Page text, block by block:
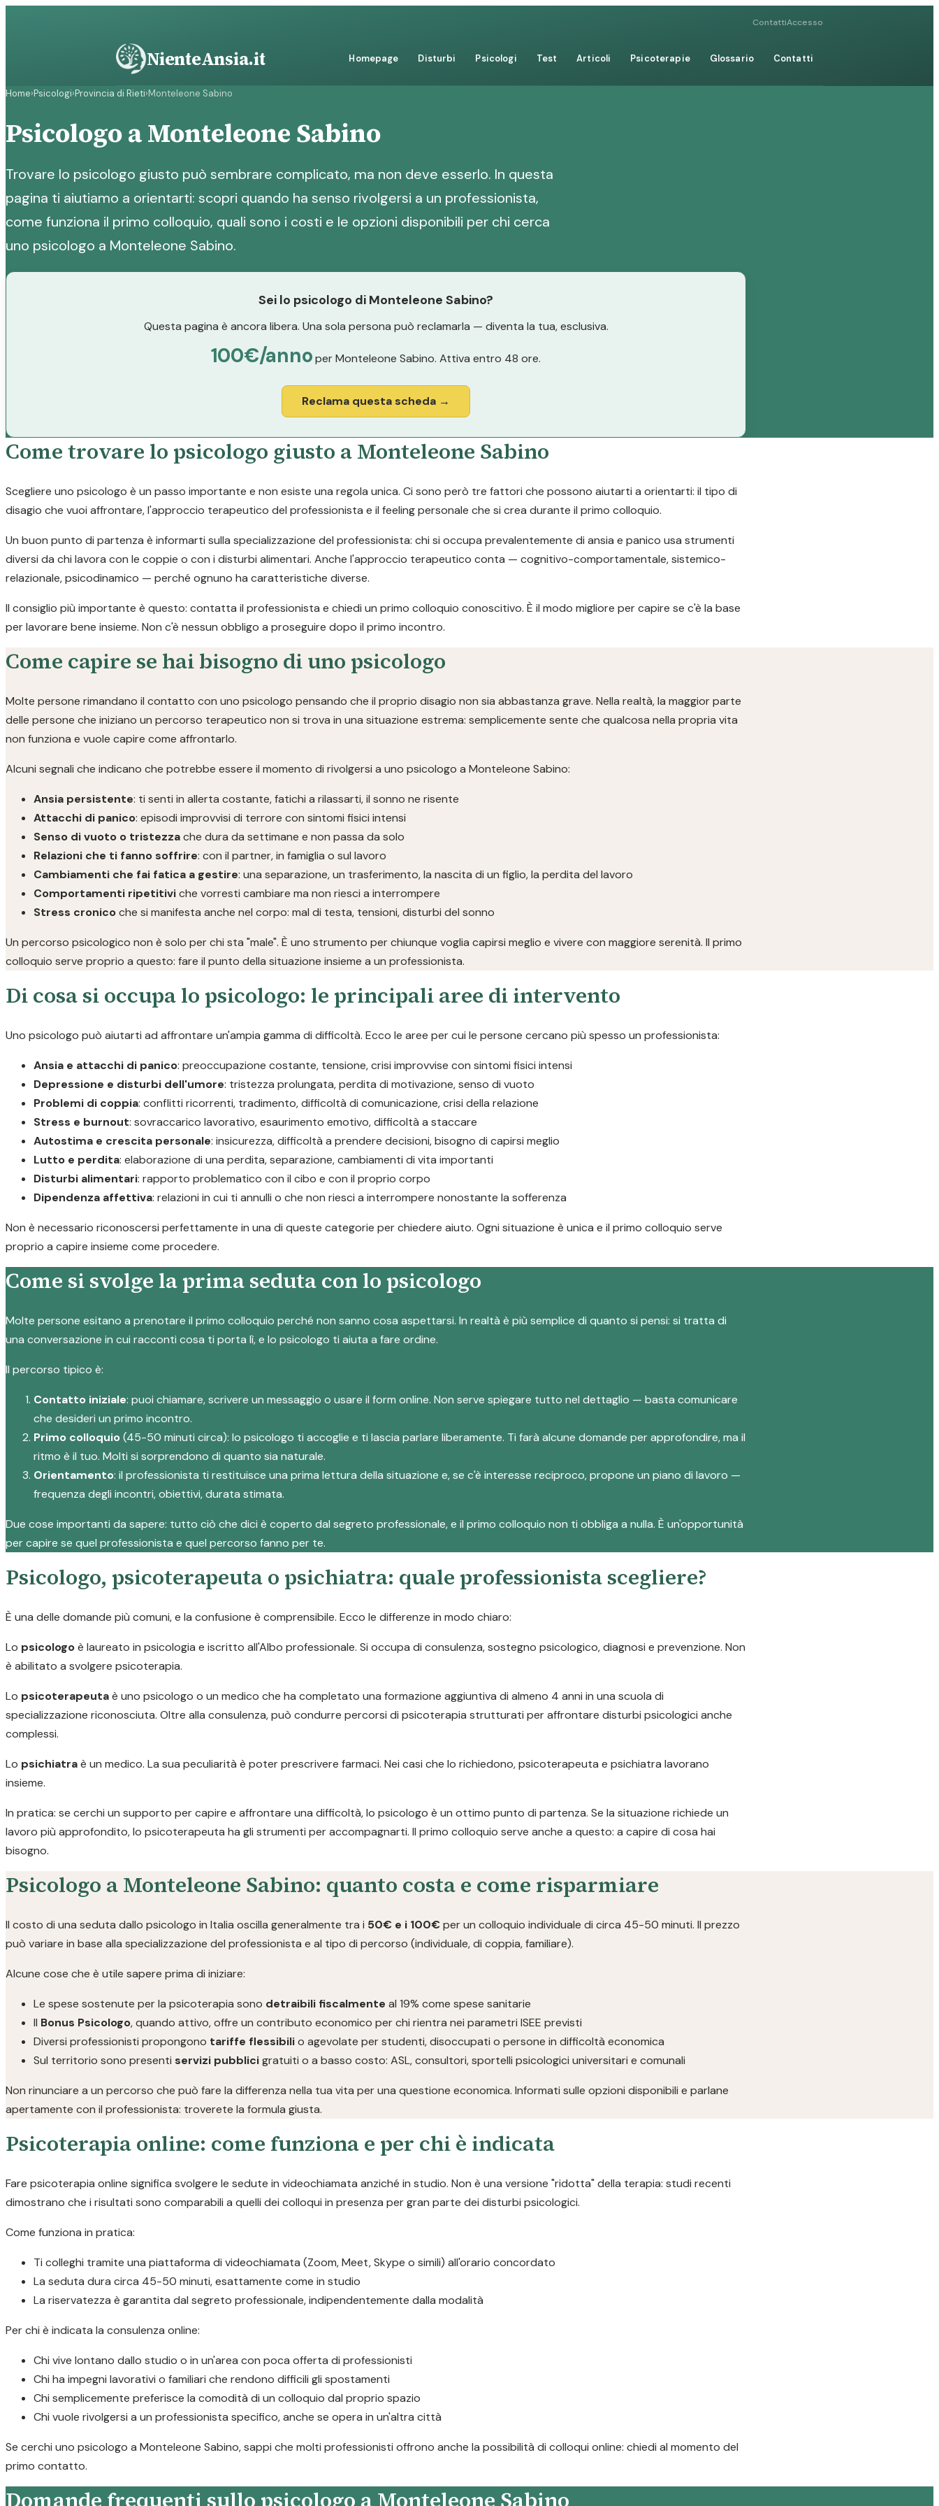
ContattiAccesso
NienteAnsia.it Homepage Disturbi Psicologi Test Articoli Psicoterapie Glossario Contatti
Home›Psicologi›Provincia di Rieti›Monteleone Sabino
Psicologo a Monteleone Sabino
Trovare lo psicologo giusto può sembrare complicato, ma non deve esserlo. In questa
pagina ti aiutiamo a orientarti: scopri quando ha senso rivolgersi a un professionista,
come funziona il primo colloquio, quali sono i costi e le opzioni disponibili per chi cerca
uno psicologo a Monteleone Sabino.
Sei lo psicologo di Monteleone Sabino?
Questa pagina è ancora libera. Una sola persona può reclamarla — diventa la tua, esclusiva.
100€/annoper Monteleone Sabino. Attiva entro 48 ore.
Reclama questa scheda →
Come trovare lo psicologo giusto a Monteleone Sabino
Scegliere uno psicologo è un passo importante e non esiste una regola unica. Ci sono però tre fattori che possono aiutarti a orientarti: il tipo di
disagio che vuoi affrontare, l'approccio terapeutico del professionista e il feeling personale che si crea durante il primo colloquio.
Un buon punto di partenza è informarti sulla specializzazione del professionista: chi si occupa prevalentemente di ansia e panico usa strumenti
diversi da chi lavora con le coppie o con i disturbi alimentari. Anche l'approccio terapeutico conta — cognitivo-comportamentale, sistemico-
relazionale, psicodinamico — perché ognuno ha caratteristiche diverse.
Il consiglio più importante è questo: contatta il professionista e chiedi un primo colloquio conoscitivo. È il modo migliore per capire se c'è la base
per lavorare bene insieme. Non c'è nessun obbligo a proseguire dopo il primo incontro.
Come capire se hai bisogno di uno psicologo
Molte persone rimandano il contatto con uno psicologo pensando che il proprio disagio non sia abbastanza grave. Nella realtà, la maggior parte
delle persone che iniziano un percorso terapeutico non si trova in una situazione estrema: semplicemente sente che qualcosa nella propria vita
non funziona e vuole capire come affrontarlo.
Alcuni segnali che indicano che potrebbe essere il momento di rivolgersi a uno psicologo a Monteleone Sabino:
Ansia persistente: ti senti in allerta costante, fatichi a rilassarti, il sonno ne risente
Attacchi di panico: episodi improvvisi di terrore con sintomi fisici intensi
Senso di vuoto o tristezzache dura da settimane e non passa da solo
Relazioni che ti fanno soffrire: con il partner, in famiglia o sul lavoro
Cambiamenti che fai fatica a gestire: una separazione, un trasferimento, la nascita di un figlio, la perdita del lavoro
Comportamenti ripetitiviche vorresti cambiare ma non riesci a interrompere
Stress cronicoche si manifesta anche nel corpo: mal di testa, tensioni, disturbi del sonno
Un percorso psicologico non è solo per chi sta "male". È uno strumento per chiunque voglia capirsi meglio e vivere con maggiore serenità. Il primo
colloquio serve proprio a questo: fare il punto della situazione insieme a un professionista.
Di cosa si occupa lo psicologo: le principali aree di intervento
Uno psicologo può aiutarti ad affrontare un'ampia gamma di difficoltà. Ecco le aree per cui le persone cercano più spesso un professionista:
Ansia e attacchi di panico: preoccupazione costante, tensione, crisi improvvise con sintomi fisici intensi
Depressione e disturbi dell'umore: tristezza prolungata, perdita di motivazione, senso di vuoto
Problemi di coppia: conflitti ricorrenti, tradimento, difficoltà di comunicazione, crisi della relazione
Stress e burnout: sovraccarico lavorativo, esaurimento emotivo, difficoltà a staccare
Autostima e crescita personale: insicurezza, difficoltà a prendere decisioni, bisogno di capirsi meglio
Lutto e perdita: elaborazione di una perdita, separazione, cambiamenti di vita importanti
Disturbi alimentari: rapporto problematico con il cibo e con il proprio corpo
Dipendenza affettiva: relazioni in cui ti annulli o che non riesci a interrompere nonostante la sofferenza
Non è necessario riconoscersi perfettamente in una di queste categorie per chiedere aiuto. Ogni situazione è unica e il primo colloquio serve
proprio a capire insieme come procedere.
Come si svolge la prima seduta con lo psicologo
Molte persone esitano a prenotare il primo colloquio perché non sanno cosa aspettarsi. In realtà è più semplice di quanto si pensi: si tratta di
una conversazione in cui racconti cosa ti porta lì, e lo psicologo ti aiuta a fare ordine.
Il percorso tipico è:
Contatto iniziale: puoi chiamare, scrivere un messaggio o usare il form online. Non serve spiegare tutto nel dettaglio — basta comunicare
che desideri un primo incontro.
Primo colloquio(45-50 minuti circa): lo psicologo ti accoglie e ti lascia parlare liberamente. Ti farà alcune domande per approfondire, ma il
ritmo è il tuo. Molti si sorprendono di quanto sia naturale.
Orientamento: il professionista ti restituisce una prima lettura della situazione e, se c'è interesse reciproco, propone un piano di lavoro —
frequenza degli incontri, obiettivi, durata stimata.
Due cose importanti da sapere: tutto ciò che dici è coperto dal segreto professionale, e il primo colloquio non ti obbliga a nulla. È un'opportunità
per capire se quel professionista e quel percorso fanno per te.
Psicologo, psicoterapeuta o psichiatra: quale professionista scegliere?
È una delle domande più comuni, e la confusione è comprensibile. Ecco le differenze in modo chiaro:
Lo psicologoè laureato in psicologia e iscritto all'Albo professionale. Si occupa di consulenza, sostegno psicologico, diagnosi e prevenzione. Non
è abilitato a svolgere psicoterapia.
Lo psicoterapeutaè uno psicologo o un medico che ha completato una formazione aggiuntiva di almeno 4 anni in una scuola di
specializzazione riconosciuta. Oltre alla consulenza, può condurre percorsi di psicoterapia strutturati per affrontare disturbi psicologici anche
complessi.
Lo psichiatraè un medico. La sua peculiarità è poter prescrivere farmaci. Nei casi che lo richiedono, psicoterapeuta e psichiatra lavorano
insieme.
In pratica: se cerchi un supporto per capire e affrontare una difficoltà, lo psicologo è un ottimo punto di partenza. Se la situazione richiede un
lavoro più approfondito, lo psicoterapeuta ha gli strumenti per accompagnarti. Il primo colloquio serve anche a questo: a capire di cosa hai
bisogno.
Psicologo a Monteleone Sabino: quanto costa e come risparmiare
Il costo di una seduta dallo psicologo in Italia oscilla generalmente tra i 50€ e i 100€ per un colloquio individuale di circa 45-50 minuti. Il prezzo
può variare in base alla specializzazione del professionista e al tipo di percorso (individuale, di coppia, familiare).
Alcune cose che è utile sapere prima di iniziare:
Le spese sostenute per la psicoterapia sono detraibili fiscalmente al 19% come spese sanitarie
Il Bonus Psicologo, quando attivo, offre un contributo economico per chi rientra nei parametri ISEE previsti
Diversi professionisti propongono tariffe flessibilio agevolate per studenti, disoccupati o persone in difficoltà economica
Sul territorio sono presenti servizi pubblicigratuiti o a basso costo: ASL, consultori, sportelli psicologici universitari e comunali
Non rinunciare a un percorso che può fare la differenza nella tua vita per una questione economica. Informati sulle opzioni disponibili e parlane
apertamente con il professionista: troverete la formula giusta.
Psicoterapia online: come funziona e per chi è indicata
Fare psicoterapia online significa svolgere le sedute in videochiamata anziché in studio. Non è una versione "ridotta" della terapia: studi recenti
dimostrano che i risultati sono comparabili a quelli dei colloqui in presenza per gran parte dei disturbi psicologici.
Come funziona in pratica:
Ti colleghi tramite una piattaforma di videochiamata (Zoom, Meet, Skype o simili) all'orario concordato
La seduta dura circa 45-50 minuti, esattamente come in studio
La riservatezza è garantita dal segreto professionale, indipendentemente dalla modalità
Per chi è indicata la consulenza online:
Chi vive lontano dallo studio o in un'area con poca offerta di professionisti
Chi ha impegni lavorativi o familiari che rendono difficili gli spostamenti
Chi semplicemente preferisce la comodità di un colloquio dal proprio spazio
Chi vuole rivolgersi a un professionista specifico, anche se opera in un'altra città
Se cerchi uno psicologo a Monteleone Sabino, sappi che molti professionisti offrono anche la possibilità di colloqui online: chiedi al momento del
primo contatto.
Domande frequenti sullo psicologo a Monteleone Sabino